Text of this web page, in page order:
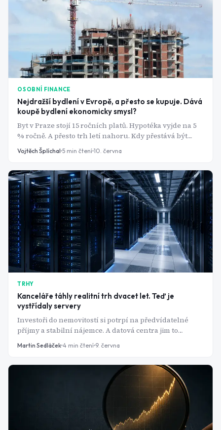
OSOBNÍ FINANCE
Nejdražší bydlení v Evropě, a přesto se kupuje. Dává
koupě bydlení ekonomicky smysl?
Byt v Praze stojí 15 ročních platů. Hypotéka vyjde na 5
% ročně. A přesto trh letí nahoru. Kdy přestává být
vlastní byt investicí a stává se jen velmi drahou
střechou nad hlavou?
Vojtěch Šplíchal 5 min čtení 10. června
TRHY
Kanceláře táhly realitní trh dvacet let. Teď je
vystřídaly servery
Investoři do nemovitostí si potrpí na předvídatelné
příjmy a stabilní nájemce. A datová centra jim to
nabízejí - k tomu ale ještě výnosy, na které tradiční
Martin Sedláček 4 min čtení 9. června